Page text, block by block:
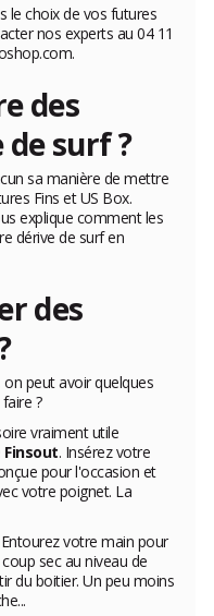
le choix de vos futures
nos experts au 04 11
des
surf ?
sa manière de mettre
Fins et US Box.
explique comment les
dérive de surf en
des
peut avoir quelques
?
vraiment utile
Finsout. Insérez votre
pour l'occasion et
votre poignet. La
votre main pour
sec au niveau de
du boitier. Un peu moins